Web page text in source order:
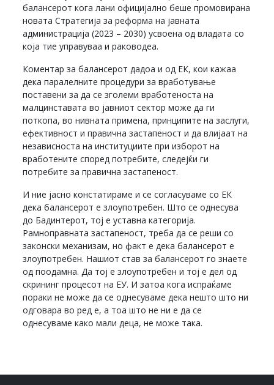
балансерот кога лани официјално беше промовирана
новата Стратегија за реформа на јавната
администрација (2023 – 2030) усвоена од владата со
која тие управуваа и раководеа.
Коментар за балансерот дадоа и од ЕК, кои кажаа
дека паралелните процедури за вработување
поставени за да се зголеми вработеноста на
малцинставата во јавниот сектор може да ги
поткопа, во нивната примена, принципите на заслуги,
ефективност и правична застапеност и да влијаат на
независноста на институциите при изборот на
вработените според потребите, следејќи ги
потребите за правична застапеност.
И ние јасно констатираме и се согласуваме со ЕК
дека балансерот е злоупотребен. Што се однесува
до Бадинтерот, тој е уставна категорија.
Рамноправната застапеност, треба да се реши со
законски механизам, но факт е дека балансерот е
злоупотребен. Нашиот став за балансерот го знаете
од поодамна. Да тој е злоупотребен и тој е дел од
скрининг процесот на ЕУ. И затоа кога испраќаме
пораки не може да се однесуваме дека нешто што ни
одговара во ред е, а тоа што не ни е да се
однесуваме како мали деца, не може така.